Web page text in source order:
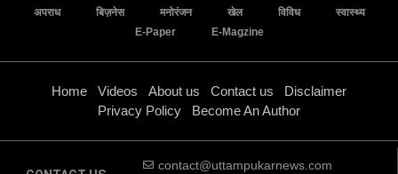
अपराध
बिज़नेस मनोरंजन खेल विविध
स्वास्थ्य
E-Paper
E-Magzine
Home Videos About us Contact us
Disclaimer
Privacy Policy
Become An Author
contact@uttampukarnews.com